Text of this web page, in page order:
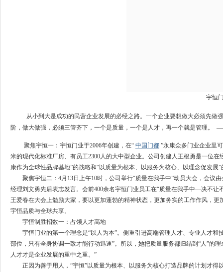
宇恒
从小到大是成功的民营企业发展的必经之路。一个企业要想做大必须先
阶，做大做强，必须三管齐下，一个是质量，一个是人才，再一个就是管理
聚焦宇恒一：宇恒门业于2006年创建，在“ 中国门都 ”永康众多门业企业里
米的现代化标准厂房、有员工2300人的大中型企业。公司创建人王根勇是一位
康作为全球性品牌基地”的战略和“以质量为根本、以服务为核心、以理念促发
聚焦宇恒二：4月13日上午10时，公司举行“质量在我手中”动员大会，会议
经理刘文勇先后表志发言。会前400余名宇恒门业员工在“质量在我手中—决不
王爱春在大会上勉励大家，要以更加蓬勃的精神状态，更加务实的工作作风，
宇恒品质与全球共享。
宇恒制胜招数一：占领人才高地
宇恒门业的第一个理念是“以人为本”。侧重引进高端管理人才、专业人才
部位，只有全身协调一致才能行动迅速”。所以，她把质量服务都归结到“人”的
人才才是企业发展的重中之重。”
正因为善于用人，“宇恒”以质量为根本、以服务为核心打造品牌的计划才